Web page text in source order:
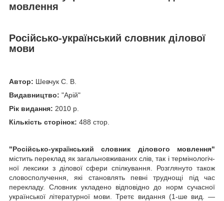
мовлення
Російсько-український словник ділової
мови
Автор: Шевчук С. В.
Видавництво: "Арій"
Рік видання: 2010 р.
Кількість сторінок: 488 стор.
"Російсько-український словник ділового мовлення"
містить переклад як загальновживаних слів, так і термінологіч­
ної лексики з ділової сфери спілкування. Розглянуто також
словосполучення, які становлять певні труднощі під час
перекладу. Словник укладено відповідно до норм сучасної
української літературної мови. Третє видання (1-ше вид. —